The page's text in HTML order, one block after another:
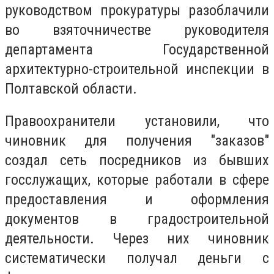
руководством прокуратуры разоблачили
во взяточничестве руководителя
департамента Государственной
архитектурно-строительной инспекции в
Полтавской области.
Правоохранители установили, что
чиновник для получения "заказов"
создал сеть посредников из бывших
госслужащих, которые работали в сфере
предоставления и оформления
документов в градостроительной
деятельности. Через них чиновник
систематически получал деньги с